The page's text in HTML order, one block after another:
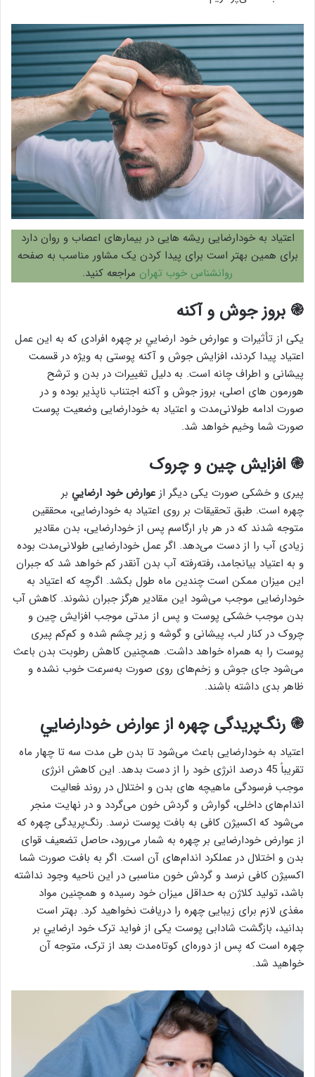
اعتیاد به خودارضایی ریشه هایی در بیمارهای اعصاب و روان دارد
برای همین بهتر است برای پیدا کردن یک مشاور مناسب به صفحه
روانشناس خوب تهران مراجعه کنید.
֎ بروز جوش و آکنه
یکی از تأثیرات و عوارض خود ارضايي بر چهره افرادی که به این عمل
اعتیاد پیدا کردند، افزایش جوش و آکنه پوستی به ویژه در قسمت
پیشانی و اطراف چانه است. به دلیل تغییرات در بدن و ترشح
هورمون های اصلی، بروز جوش و آکنه اجتناب ناپذیر بوده و در
صورت ادامه طولانی‌مدت و اعتیاد به خودارضایی وضعیت پوست
صورت شما وخیم خواهد شد.
֎ افزایش چین و چروک
پیری و خشکی صورت یکی دیگر از عوارض خود ارضايي بر
چهره است. طبق تحقیقات بر روی اعتیاد به خودارضایی، محققین
متوجه شدند که در هر بار ارگاسم پس از خودارضایی، بدن مقادیر
زیادی آب را از دست می‌دهد. اگر عمل خودارضایی طولانی‌مدت بوده
و به اعتیاد بیانجامد، رفته‌رفته آب بدن آنقدر کم خواهد شد که جبران
این میزان ممکن است چندین ماه طول بکشد. اگرچه که اعتیاد به
خودارضایی موجب می‌شود این مقادیر هرگز جبران نشوند. کاهش آب
بدن موجب خشکی پوست و پس از مدتی موجب افزایش چین و
چروک در کنار لب، پیشانی و گوشه و زیر چشم شده و کم‌کم پیری
پوست را به همراه خواهد داشت. همچنین کاهش رطوبت بدن باعث
می‌شود جای جوش و زخم‌های روی صورت به‌سرعت خوب نشده و
ظاهر بدی داشته باشند.
֎ رنگ‌پریدگی چهره از عوارض خودارضايي
اعتیاد به خودارضایی باعث می‌شود تا بدن طی مدت سه تا چهار ماه
تقریباً 45 درصد انرژی خود را از دست بدهد. این کاهش انرژی
موجب فرسودگی ماهیچه های بدن و اختلال در روند فعالیت
اندام‌های داخلی، گوارش و گردش خون می‌گردد و در نهایت منجر
می‌شود که اکسیژن کافی به بافت پوست نرسد. رنگ‌پریدگی چهره که
از عوارض خودارضایی بر چهره به شمار می‌رود، حاصل تضعیف قوای
بدن و اختلال در عملکرد اندام‌های آن است. اگر به بافت صورت شما
اکسیژن کافی نرسد و گردش خون مناسبی در این ناحیه وجود نداشته
باشد، تولید کلاژن به حداقل میزان خود رسیده و همچنین مواد
مغذی لازم برای زیبایی چهره را دریافت نخواهید کرد. بهتر است
بدانید، بازگشت شادابی پوست یکی از فواید ترک خود ارضايي بر
چهره است که پس از دوره‌ای کوتاه‌مدت بعد از ترک، متوجه آن
خواهید شد.